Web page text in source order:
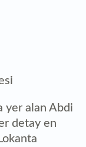
yer alan Abdi
detay en